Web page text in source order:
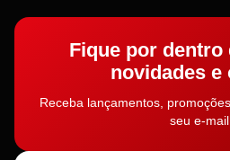
Fique por dentro
novidades e
Receba lançamentos,
seu e-mail.